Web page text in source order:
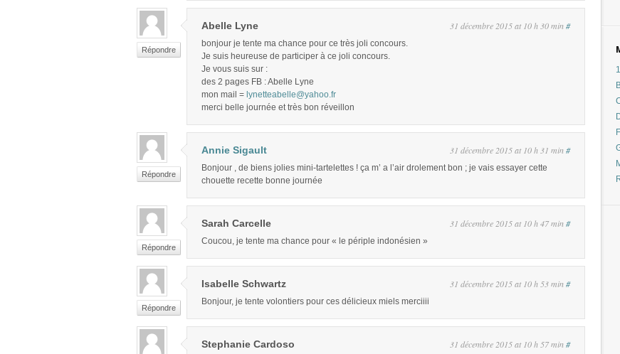
Répondre
Abelle Lyne 31 décembre 2015 at 10 h 30 min #
bonjour je tente ma chance pour ce très joli concours.
Je suis heureuse de participer à ce joli concours.
Je vous suis sur :
des 2 pages FB : Abelle Lyne
mon mail = lynetteabelle@yahoo.fr
merci belle journée et très bon réveillon
Répondre
Annie Sigault 31 décembre 2015 at 10 h 31 min #
Bonjour , de biens jolies mini-tartelettes ! ça m’ a l’air drolement bon ; je vais essayer cette
chouette recette bonne journée
Répondre
Sarah Carcelle 31 décembre 2015 at 10 h 47 min #
Coucou, je tente ma chance pour « le périple indonésien »
Répondre
Isabelle Schwartz 31 décembre 2015 at 10 h 53 min #
Bonjour, je tente volontiers pour ces délicieux miels merciiii
Stephanie Cardoso 31 décembre 2015 at 10 h 57 min #